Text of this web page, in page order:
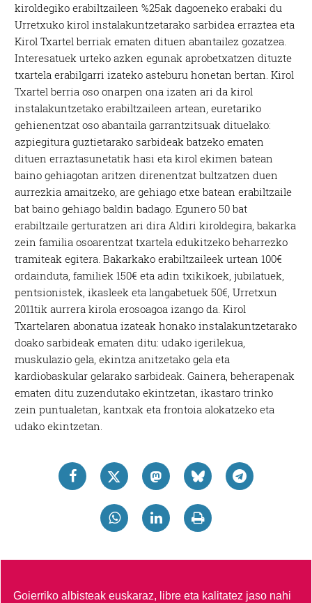
kiroldegiko erabiltzaileen %25ak dagoeneko erabaki du
Urretxuko kirol instalakuntzetarako sarbidea erraztea eta
Kirol Txartel berriak ematen dituen abantailez gozatzea.
Interesatuek urteko azken egunak aprobetxatzen dituzte
txartela erabilgarri izateko asteburu honetan bertan. Kirol
Txartel berria oso onarpen ona izaten ari da kirol
instalakuntzetako erabiltzaileen artean, euretariko
gehienentzat oso abantaila garrantzitsuak dituelako:
azpiegitura guztietarako sarbideak batzeko ematen
dituen erraztasunetatik hasi eta kirol ekimen batean
baino gehiagotan aritzen direnentzat bultzatzen duen
aurrezkia amaitzeko, are gehiago etxe batean erabiltzaile
bat baino gehiago baldin badago. Egunero 50 bat
erabiltzaile gerturatzen ari dira Aldiri kiroldegira, bakarka
zein familia osoarentzat txartela edukitzeko beharrezko
tramiteak egitera. Bakarkako erabiltzaileek urtean 100€
ordainduta, familiek 150€ eta adin txikikoek, jubilatuek,
pentsionistek, ikasleek eta langabetuek 50€, Urretxun
2011tik aurrera kirola erosoagoa izango da. Kirol
Txartelaren abonatua izateak honako instalakuntzetarako
doako sarbideak ematen ditu: udako igerilekua,
muskulazio gela, ekintza anitzetako gela eta
kardiobaskular gelarako sarbideak. Gainera, beherapenak
ematen ditu zuzendutako ekintzetan, ikastaro trinko
zein puntualetan, kantxak eta frontoia alokatzeko eta
udako ekintzetan.
Goierriko albisteak euskaraz, libre eta kalitatez jaso nahi